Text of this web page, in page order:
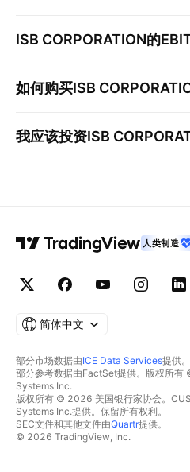
ISB CORPORATION的
如何购买ISB
我应该投资ISB
人类制造
简体中文
部分市场数据由ICE Data Services提供。
部分参考数据由FactSet提供。版权所
Systems Inc.
版权所有 © 2026 美国银行家协会。
Systems Inc.提供。保留所有权利。
SEC文件和其他文件由Quartr提供。
© 2026 TradingView, Inc.